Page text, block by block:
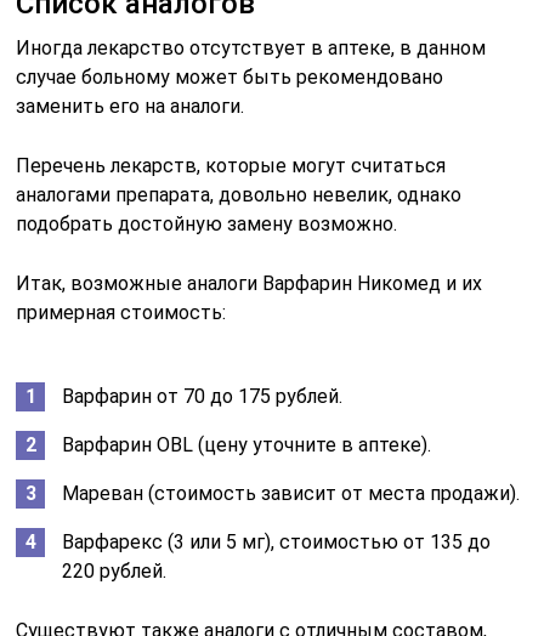
Иногда лекарство отсутствует в аптеке, в данном
случае больному может быть рекомендовано
заменить его на аналоги.
Перечень лекарств, которые могут считаться
аналогами препарата, довольно невелик, однако
подобрать достойную замену возможно.
Итак, возможные аналоги Варфарин Никомед и их
примерная стоимость:
Варфарин от 70 до 175 рублей.
Варфарин OBL (цену уточните в аптеке).
Мареван (стоимость зависит от места продажи).
Варфарекс (3 или 5 мг), стоимостью от 135 до
220 рублей.
Существуют также аналоги с отличным составом,